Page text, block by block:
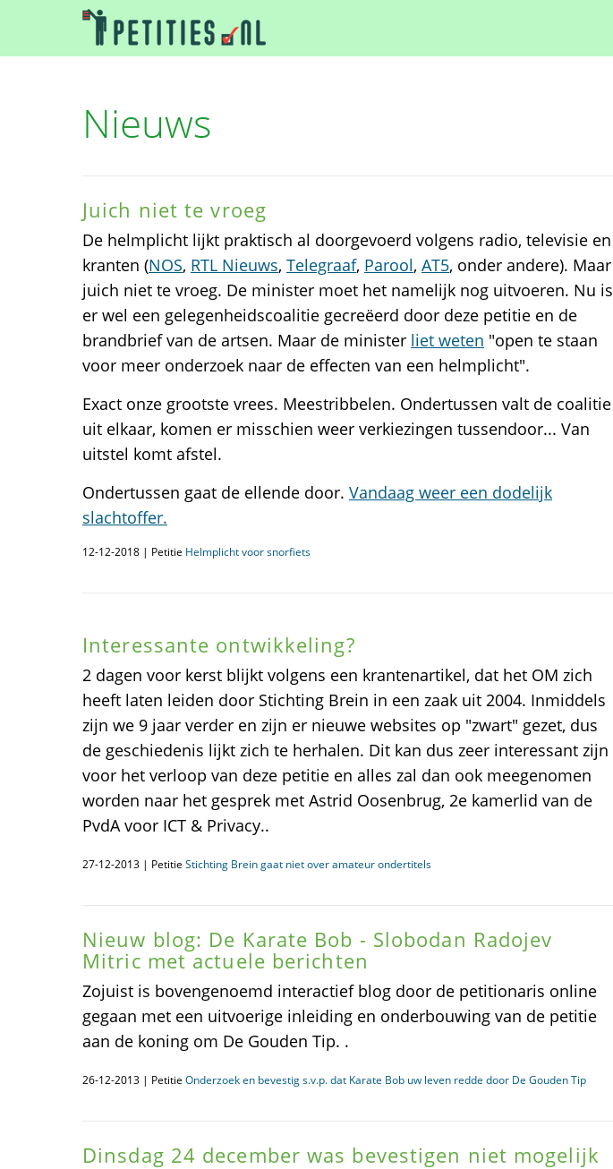
Nieuws
Juich niet te vroeg
De helmplicht lijkt praktisch al doorgevoerd volgens radio, televisie en
kranten (NOS, RTL Nieuws, Telegraaf, Parool, AT5, onder andere). Maar
juich niet te vroeg. De minister moet het namelijk nog uitvoeren. Nu is
er wel een gelegenheidscoalitie gecreëerd door deze petitie en de
brandbrief van de artsen. Maar de minister liet weten "open te staan
voor meer onderzoek naar de effecten van een helmplicht".
Exact onze grootste vrees. Meestribbelen. Ondertussen valt de coalitie
uit elkaar, komen er misschien weer verkiezingen tussendoor... Van
uitstel komt afstel.
Ondertussen gaat de ellende door. Vandaag weer een dodelijk
slachtoffer.
12-12-2018 | Petitie Helmplicht voor snorfiets
Interessante ontwikkeling?
2 dagen voor kerst blijkt volgens een krantenartikel, dat het OM zich
heeft laten leiden door Stichting Brein in een zaak uit 2004. Inmiddels
zijn we 9 jaar verder en zijn er nieuwe websites op "zwart" gezet, dus
de geschiedenis lijkt zich te herhalen. Dit kan dus zeer interessant zijn
voor het verloop van deze petitie en alles zal dan ook meegenomen
worden naar het gesprek met Astrid Oosenbrug, 2e kamerlid van de
PvdA voor ICT & Privacy..
27-12-2013 | Petitie Stichting Brein gaat niet over amateur ondertitels
Nieuw blog: De Karate Bob - Slobodan Radojev
Mitric met actuele berichten
Zojuist is bovengenoemd interactief blog door de petitionaris online
gegaan met een uitvoerige inleiding en onderbouwing van de petitie
aan de koning om De Gouden Tip. .
26-12-2013 | Petitie Onderzoek en bevestig s.v.p. dat Karate Bob uw leven redde door De Gouden Tip
Dinsdag 24 december was bevestigen niet mogelijk